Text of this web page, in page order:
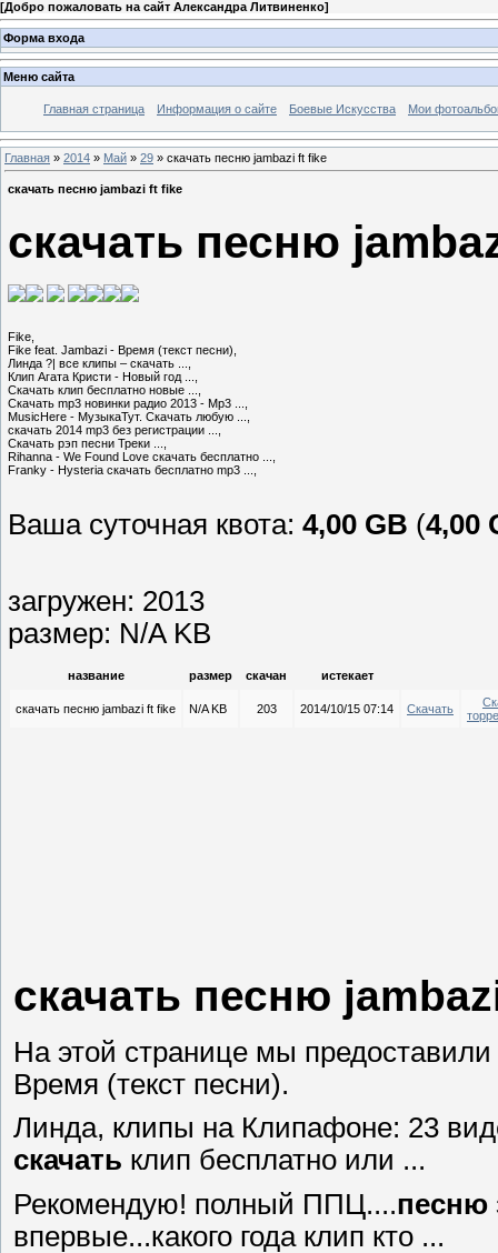
[Добро пожаловать на сайт Александра Литвиненко]
Форма входа
Меню сайта
Главная страница Информация о сайте Боевые Искусства Мои
Главная » 2014 » Май » 29 » скачать песню jambazi ft fike
скачать песню jambazi ft fike
скачать песню
Fike,
Fike feat. Jambazi - Время (текст песни),
Линда ?| все клипы – скачать ...,
Клип Агата Кристи - Новый год ...,
Cкачать клип бесплатно новые ...,
Скачать mp3 новинки радио 2013 - Mp3 ...,
MusicHere - МузыкаТут. Скачать любую ...,
скачать 2014 mp3 без регистрации ...,
Скачать рэп песни Треки ...,
Rihanna - We Found Love скачать бесплатно ...,
Franky - Hysteria скачать бесплатно mp3 ...,
Ваша суточная квота: 4,00 GB (4,00
загружен: 2013
размер: N/A KB
название размер скачан истекает
скачать песню jambazi ft fike N/A KB 203 2014/10/15 07:14 Скачать
скачать песню
На этой странице мы
Время (текст песни).
Линда, клипы на Клипафоне: 23
скачать клип бесплатно или ...
Рекомендую! полный ППЦ....песню
впервые...какого года клип кто ...